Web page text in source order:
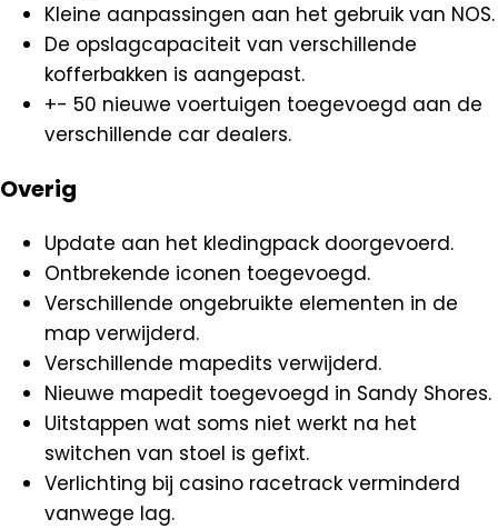
Kleine aanpassingen aan het gebruik van NOS.
De opslagcapaciteit van verschillende
kofferbakken is aangepast.
+- 50 nieuwe voertuigen toegevoegd aan de
verschillende car dealers.
Overig
Update aan het kledingpack doorgevoerd.
Ontbrekende iconen toegevoegd.
Verschillende ongebruikte elementen in de
map verwijderd.
Verschillende mapedits verwijderd.
Nieuwe mapedit toegevoegd in Sandy Shores.
Uitstappen wat soms niet werkt na het
switchen van stoel is gefixt.
Verlichting bij casino racetrack verminderd
vanwege lag.